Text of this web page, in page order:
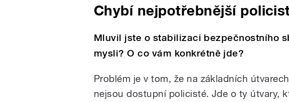
Chybí nejpotřebnější
Mluvil jste o stabilizaci bezpečnostního
mysli? O co vám konkrétně jde?
Problém je v tom, že na základních
nejsou dostupní policisté. Jde o ty útvary,